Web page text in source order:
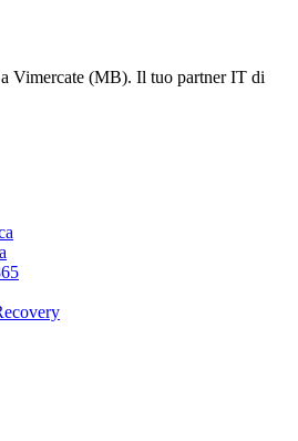
Vimercate (MB). Il tuo partner IT di